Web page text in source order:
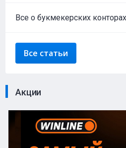
Все о букмекерских конторах
Все статьи
Акции